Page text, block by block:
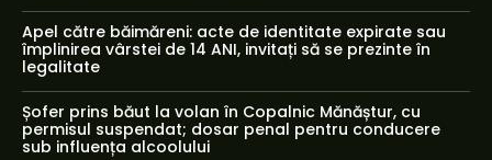
Apel către băimăreni: acte de identitate expirate sau
împlinirea vârstei de 14 ANI, invitați să se prezinte în
legalitate
Șofer prins băut la volan în Copalnic Mănăștur, cu
permisul suspendat; dosar penal pentru conducere
sub influența alcoolului